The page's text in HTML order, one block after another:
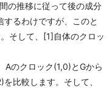
の推移に従って後の成分
るわけですが、このと
そして、[1]自体のクロッ
Aのクロック(1,0)とGから
比較します。そして、